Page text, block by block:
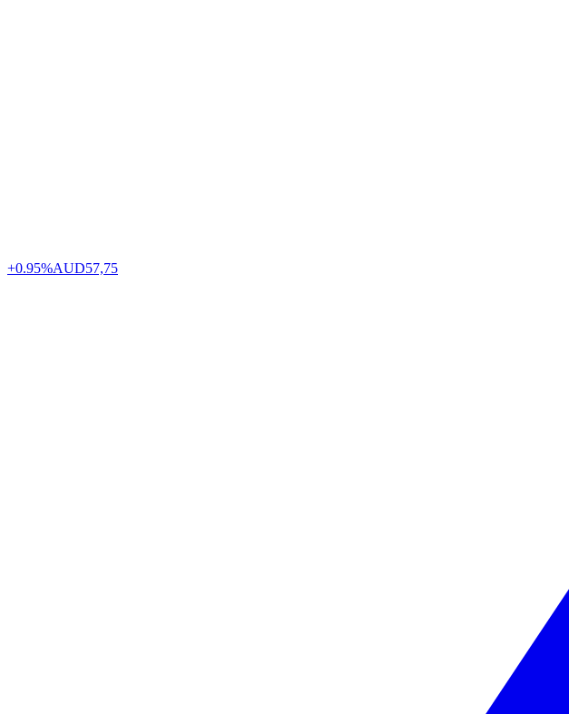
+0.95%AUD57,75